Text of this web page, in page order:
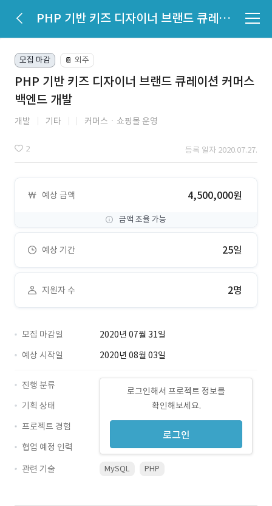
PHP 기반 키즈 디자이너 브랜드 큐레이션 커머스 백엔드 개발
모집 마감 📔 외주
PHP 기반 키즈 디자이너 브랜드 큐레이션 커머스
백엔드 개발
개발 기타 커머스ㆍ쇼핑몰 운영
2 등록 일자 2020.07.27.
예상 금액 4,500,000원
금액 조율 가능
예상 기간 25일
지원자 수 2명
모집 마감일
2020년 07월 31일
예상 시작일
2020년 08월 03일
로그인해서 프로젝트 정보를
확인해보세요.
로그인
진행 분류
기획 상태
프로젝트 경험
협업 예정 인력
관련 기술
MySQL PHP